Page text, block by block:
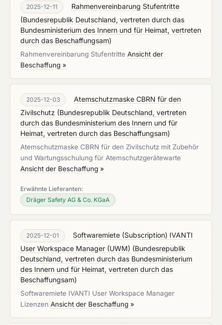
2025-12-11
Rahmenvereinbarung Stufentritte
(Bundesrepublik Deutschland, vertreten durch das
Bundesministerium des Innern und für Heimat, vertreten
durch das Beschaffungsam)
Rahmenvereinbarung Stufentritte Ansicht der
Beschaffung »
2025-12-03
Atemschutzmaske CBRN für den
Zivilschutz (Bundesrepublik Deutschland, vertreten
durch das Bundesministerium des Innern und für
Heimat, vertreten durch das Beschaffungsam)
Atemschutzmaske CBRN für den Zivilschutz mit Zubehör
und Wartungsschulung für Atemschutzgerätewarte
Ansicht der Beschaffung »
Erwähnte Lieferanten:
Dräger Safety AG & Co. KGaA
2025-12-01
Softwaremiete (Subscription) IVANTI
User Workspace Manager (UWM) (Bundesrepublik
Deutschland, vertreten durch das Bundesministerium
des Innern und für Heimat, vertreten durch das
Beschaffungsam)
Softwaremiete IVANTI User Workspace Manager
Lizenzen Ansicht der Beschaffung »